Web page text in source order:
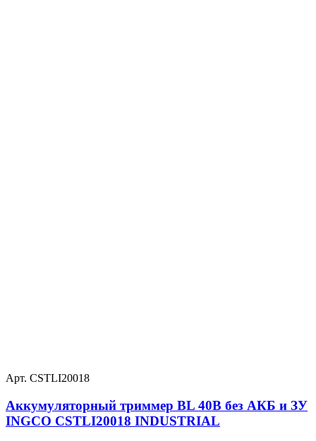
Арт. CSTLI20018
Аккумуляторный триммер BL 40В без АКБ и ЗУ
INGCO CSTLI20018 INDUSTRIAL